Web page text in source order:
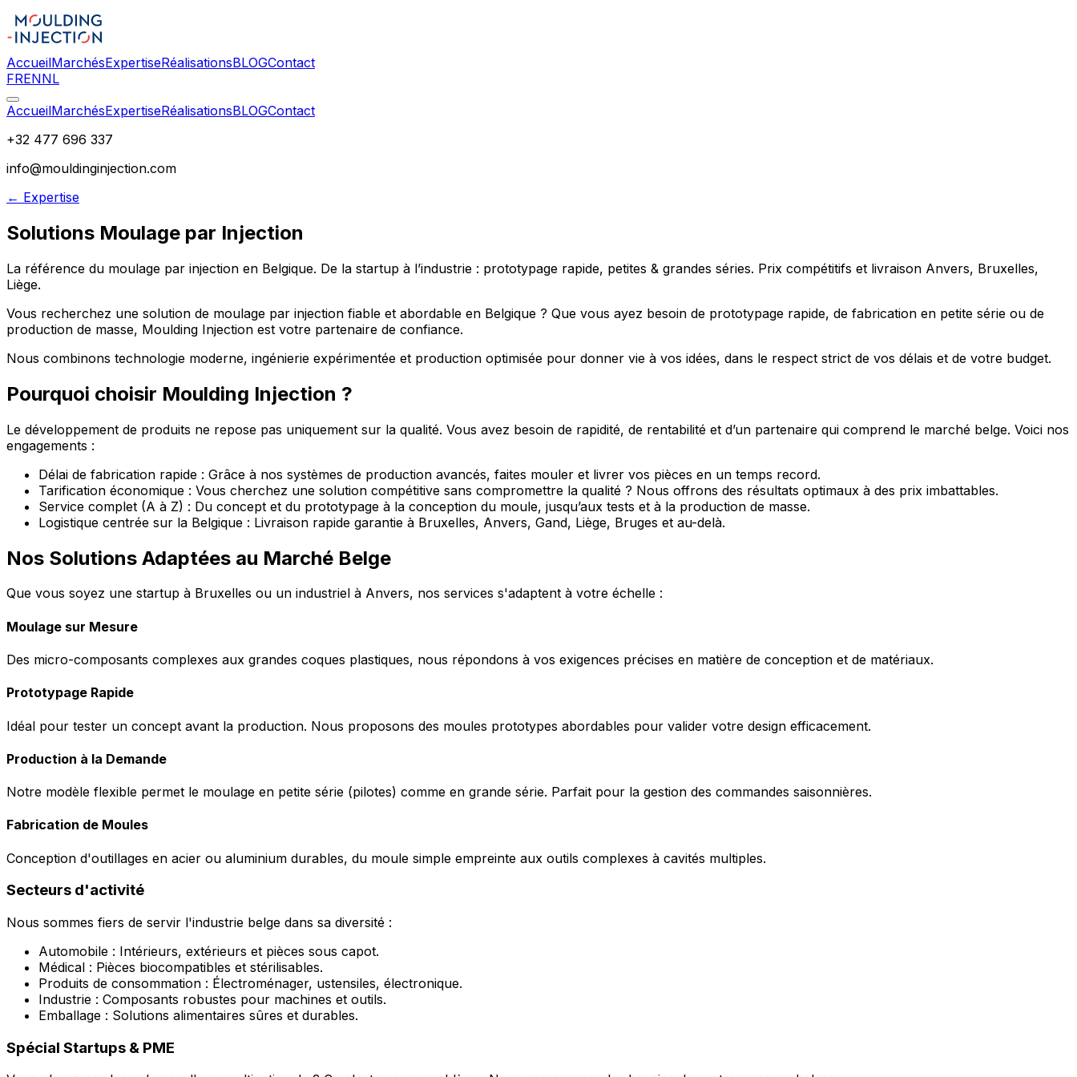
AccueilMarchésExpertiseRéalisationsBLOGContact
FRENNL
AccueilMarchésExpertiseRéalisationsBLOGContact
+32 477 696 337
info@mouldinginjection.com
← Expertise
Solutions Moulage par Injection
La référence du moulage par injection en Belgique. De la startup à l’industrie : prototypage rapide, petites & grandes séries. Prix compétitifs et livraison Anvers, Bruxelles,
Liège.
Vous recherchez une solution de moulage par injection fiable et abordable en Belgique ? Que vous ayez besoin de prototypage rapide, de fabrication en petite série ou de
production de masse, Moulding Injection est votre partenaire de confiance.
Nous combinons technologie moderne, ingénierie expérimentée et production optimisée pour donner vie à vos idées, dans le respect strict de vos délais et de votre budget.
Pourquoi choisir Moulding Injection ?
Le développement de produits ne repose pas uniquement sur la qualité. Vous avez besoin de rapidité, de rentabilité et d’un partenaire qui comprend le marché belge. Voici nos
engagements :
Délai de fabrication rapide : Grâce à nos systèmes de production avancés, faites mouler et livrer vos pièces en un temps record.
Tarification économique : Vous cherchez une solution compétitive sans compromettre la qualité ? Nous offrons des résultats optimaux à des prix imbattables.
Service complet (A à Z) : Du concept et du prototypage à la conception du moule, jusqu’aux tests et à la production de masse.
Logistique centrée sur la Belgique : Livraison rapide garantie à Bruxelles, Anvers, Gand, Liège, Bruges et au-delà.
Nos Solutions Adaptées au Marché Belge
Que vous soyez une startup à Bruxelles ou un industriel à Anvers, nos services s'adaptent à votre échelle :
Moulage sur Mesure
Des micro-composants complexes aux grandes coques plastiques, nous répondons à vos exigences précises en matière de conception et de matériaux.
Prototypage Rapide
Idéal pour tester un concept avant la production. Nous proposons des moules prototypes abordables pour valider votre design efficacement.
Production à la Demande
Notre modèle flexible permet le moulage en petite série (pilotes) comme en grande série. Parfait pour la gestion des commandes saisonnières.
Fabrication de Moules
Conception d'outillages en acier ou aluminium durables, du moule simple empreinte aux outils complexes à cavités multiples.
Secteurs d'activité
Nous sommes fiers de servir l'industrie belge dans sa diversité :
Automobile : Intérieurs, extérieurs et pièces sous capot.
Médical : Pièces biocompatibles et stérilisables.
Produits de consommation : Électroménager, ustensiles, électronique.
Industrie : Composants robustes pour machines et outils.
Emballage : Solutions alimentaires sûres et durables.
Spécial Startups & PME